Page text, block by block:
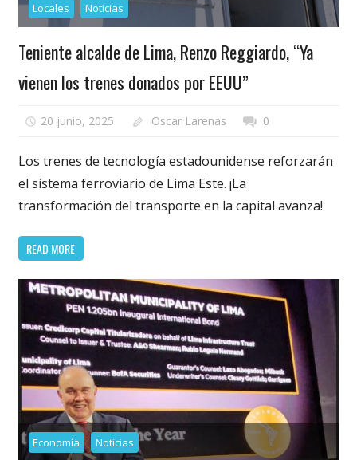
Locales Noticias
Teniente alcalde de Lima, Renzo Reggiardo, “Ya
vienen los trenes donados por EEUU”
20 junio, 2025 Oscar Larenas 0
Los trenes de tecnología estadounidense reforzarán
el sistema ferroviario de Lima Este. ¡La
transformación del transporte en la capital avanza!
READ MORE
Economía Noticias